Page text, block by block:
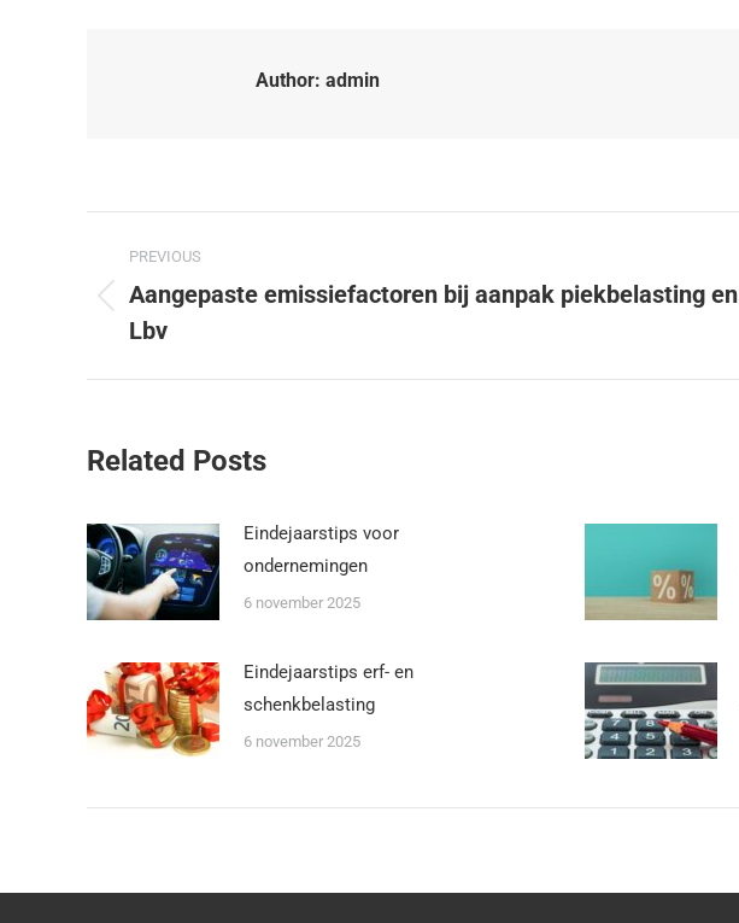
Author: admin
PREVIOUS
Aangepaste emissiefactoren bij aanpak piekbelasting en
Lbv
Related Posts
Eindejaarstips voor
ondernemingen
6 november 2025
Eindejaarstips erf- en
schenkbelasting
6 november 2025